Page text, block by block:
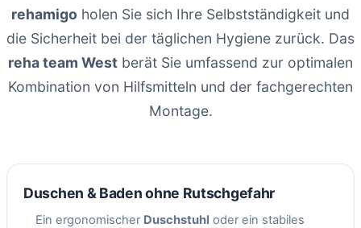
rehamigo holen Sie sich Ihre Selbstständigkeit und
die Sicherheit bei der täglichen Hygiene zurück. Das
reha team West berät Sie umfassend zur optimalen
Kombination von Hilfsmitteln und der fachgerechten
Montage.
Duschen & Baden ohne Rutschgefahr
Ein ergonomischer Duschstuhl oder ein stabiles